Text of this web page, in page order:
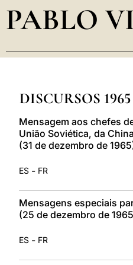
PABLO VI
DISCURSOS 1965
Mensagem aos chefes
União Soviética, da
(31 de dezembro de
ES - FR
Mensagens especiais
(25 de dezembro de
ES - FR